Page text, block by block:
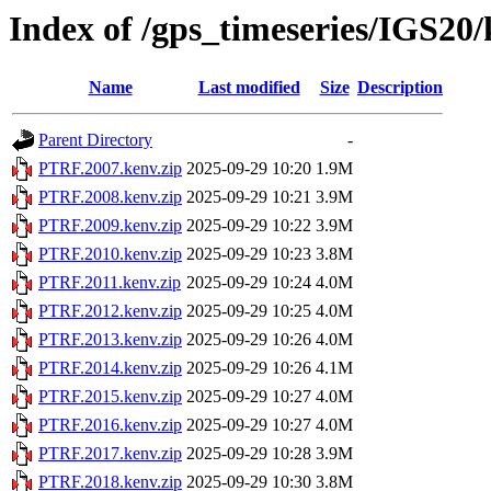
Index of /gps_timeseries/
Name Last modified Size Description
Parent Directory
-
PTRF.2007.kenv.zip 2025-09-29 10:20 1.9M
PTRF.2008.kenv.zip 2025-09-29 10:21 3.9M
PTRF.2009.kenv.zip 2025-09-29 10:22 3.9M
PTRF.2010.kenv.zip 2025-09-29 10:23 3.8M
PTRF.2011.kenv.zip 2025-09-29 10:24 4.0M
PTRF.2012.kenv.zip 2025-09-29 10:25 4.0M
PTRF.2013.kenv.zip 2025-09-29 10:26 4.0M
PTRF.2014.kenv.zip 2025-09-29 10:26 4.1M
PTRF.2015.kenv.zip 2025-09-29 10:27 4.0M
PTRF.2016.kenv.zip 2025-09-29 10:27 4.0M
PTRF.2017.kenv.zip 2025-09-29 10:28 3.9M
PTRF.2018.kenv.zip 2025-09-29 10:30 3.8M